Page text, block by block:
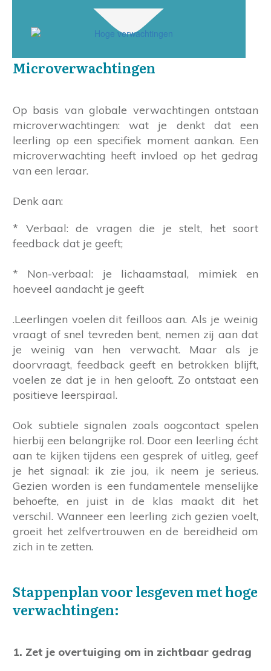
Microverwachtingen
Op basis van globale verwachtingen ontstaan
microverwachtingen: wat je denkt dat een
leerling op een specifiek moment aankan. Een
microverwachting heeft invloed op het gedrag
van een leraar.
Denk aan:
* Verbaal: de vragen die je stelt, het soort
feedback dat je geeft;
* Non-verbaal: je lichaamstaal, mimiek en
hoeveel aandacht je geeft
.Leerlingen voelen dit feilloos aan. Als je weinig
vraagt of snel tevreden bent, nemen zij aan dat
je weinig van hen verwacht. Maar als je
doorvraagt, feedback geeft en betrokken blijft,
voelen ze dat je in hen gelooft. Zo ontstaat een
positieve leerspiraal.
Ook subtiele signalen zoals oogcontact spelen
hierbij een belangrijke rol. Door een leerling écht
aan te kijken tijdens een gesprek of uitleg, geef
je het signaal: ik zie jou, ik neem je serieus.
Gezien worden is een fundamentele menselijke
behoefte, en juist in de klas maakt dit het
verschil. Wanneer een leerling zich gezien voelt,
groeit het zelfvertrouwen en de bereidheid om
zich in te zetten.
Stappenplan voor lesgeven met hoge
verwachtingen:
1. Zet je overtuiging om in zichtbaar gedrag